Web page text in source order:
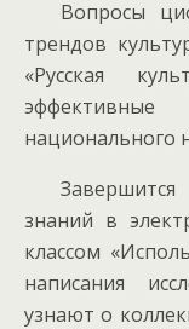
Вопросы
трендов
«Русская
национального
знаний в
классом
написания
узнают о